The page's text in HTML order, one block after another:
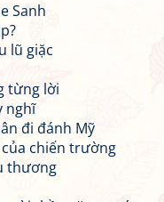
Sanh
lũ giặc
từng lời
nghĩ
đi đánh Mỹ
chiến trường
thương